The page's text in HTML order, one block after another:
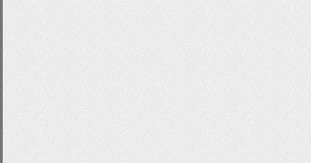
.sliderContent.item{
position:absolute;
width:500px;
height:200px;
background:transparent;
border-left:4px double
}